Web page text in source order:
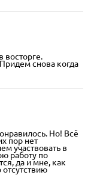
восторге.
снова когда
Но! Всё
пор нет
участвовать в
работу по
да и мне, как